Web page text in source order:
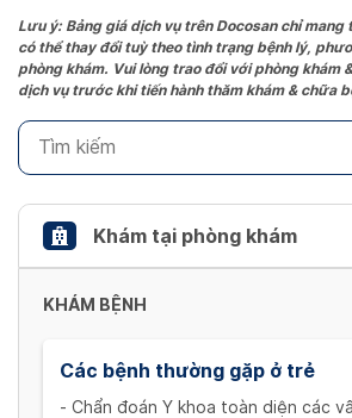
the
question
mark
to
keyboard
shortcuts
changing
Lưu ý: Bảng giá dịch vụ trên Docosan chỉ mang
có thể thay đổi tuỳ theo tình trạng bệnh lý,
phòng khám. Vui lòng trao đổi với phòng khám
dịch vụ trước khi tiến hành thăm khám & chữa
Khám tại phòng khám
KHÁM BỆNH
Các bệnh thường gặp ở trẻ
- Chẩn đoán Y khoa toàn diện các